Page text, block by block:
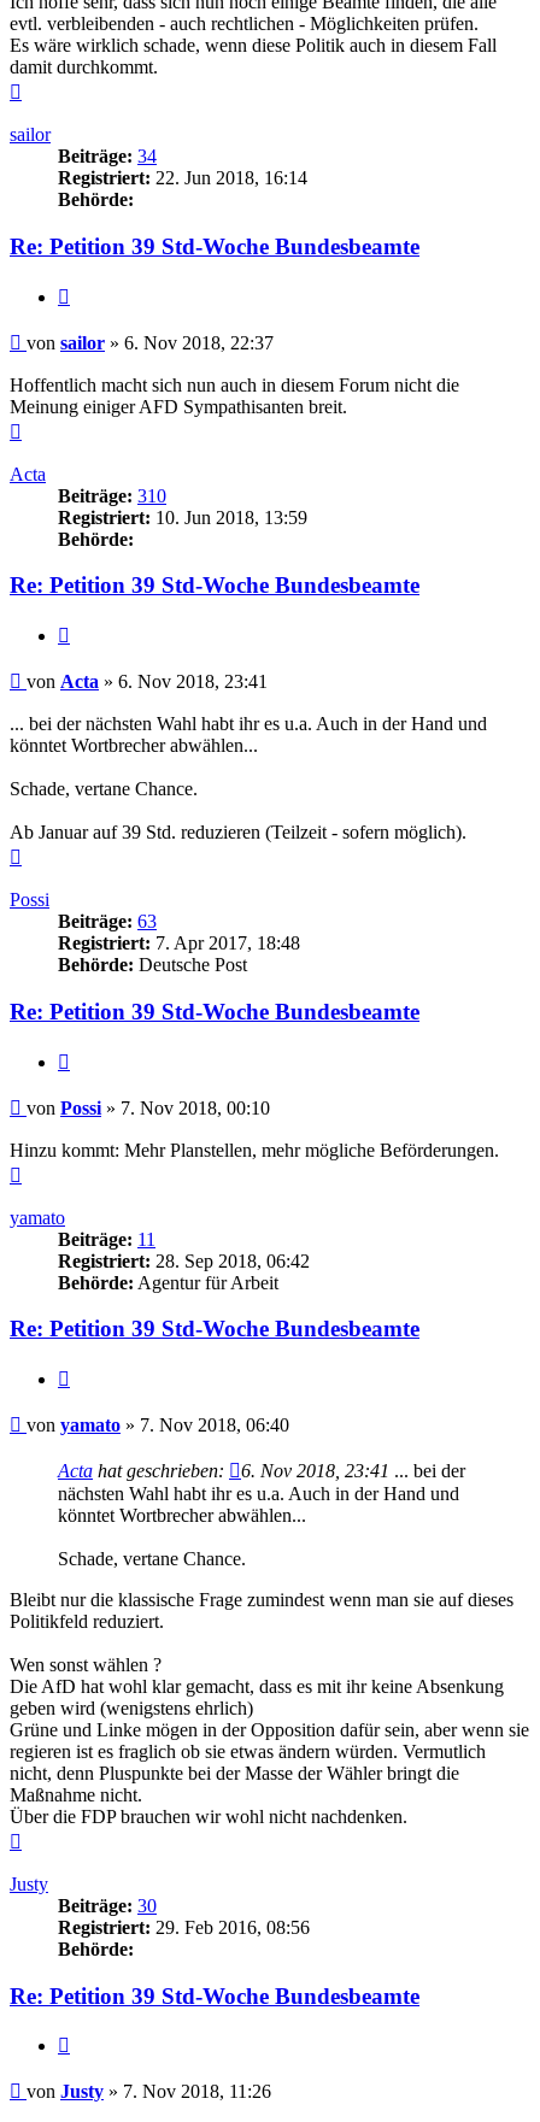
evtl. verbleibenden - auch rechtlichen - Möglichkeiten prüfen.
Es wäre wirklich schade, wenn diese Politik auch in diesem Fall
damit durchkommt.
sailor
Beiträge: 34
Registriert: 22. Jun 2018, 16:14
Behörde:
Re: Petition 39 Std-Woche Bundesbeamte
Beitrag
von sailor » 6. Nov 2018, 22:37
Hoffentlich macht sich nun auch in diesem Forum nicht die
Meinung einiger AFD Sympathisanten breit.
Acta
Beiträge: 310
Registriert: 10. Jun 2018, 13:59
Behörde:
Re: Petition 39 Std-Woche Bundesbeamte
Beitrag
von Acta » 6. Nov 2018, 23:41
... bei der nächsten Wahl habt ihr es u.a. Auch in der Hand und
könntet Wortbrecher abwählen...
Schade, vertane Chance.
Ab Januar auf 39 Std. reduzieren (Teilzeit - sofern möglich).
Possi
Beiträge: 63
Registriert: 7. Apr 2017, 18:48
Behörde: Deutsche Post
Re: Petition 39 Std-Woche Bundesbeamte
Beitrag
von Possi » 7. Nov 2018, 00:10
Hinzu kommt: Mehr Planstellen, mehr mögliche Beförderungen.
yamato
Beiträge: 11
Registriert: 28. Sep 2018, 06:42
Behörde: Agentur für Arbeit
Re: Petition 39 Std-Woche Bundesbeamte
Beitrag
von yamato » 7. Nov 2018, 06:40
Acta hat geschrieben: 6. Nov 2018, 23:41 ... bei der
nächsten Wahl habt ihr es u.a. Auch in der Hand und
könntet Wortbrecher abwählen...
Schade, vertane Chance.
Bleibt nur die klassische Frage zumindest wenn man sie auf dieses
Politikfeld reduziert.
Wen sonst wählen ?
Die AfD hat wohl klar gemacht, dass es mit ihr keine Absenkung
geben wird (wenigstens ehrlich)
Grüne und Linke mögen in der Opposition dafür sein, aber wenn sie
regieren ist es fraglich ob sie etwas ändern würden. Vermutlich
nicht, denn Pluspunkte bei der Masse der Wähler bringt die
Maßnahme nicht.
Über die FDP brauchen wir wohl nicht nachdenken.
Justy
Beiträge: 30
Registriert: 29. Feb 2016, 08:56
Behörde:
Re: Petition 39 Std-Woche Bundesbeamte
Beitrag
von Justy » 7. Nov 2018, 11:26